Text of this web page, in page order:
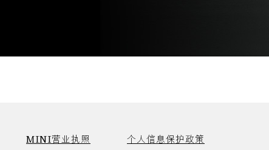
MINI营业执照 个人信息保护政策